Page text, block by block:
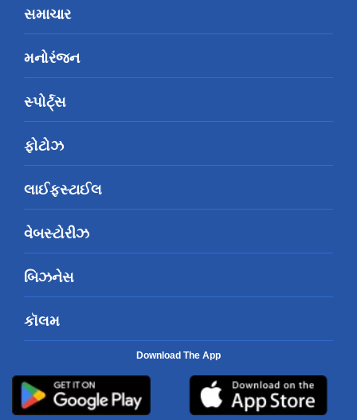
સમાચાર
મનોરંજન
સ્પોર્ટ્સ
ફોટોઝ
લાઈફસ્ટાઈલ
વેબસ્ટોરીઝ
બિઝનેસ
કૉલમ
Download The App